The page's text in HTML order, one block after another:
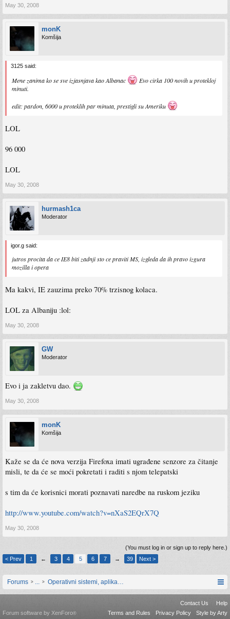
May 30, 2008
monK
Komšija
3125 said:
Mene zanima ko se sve izjasnjava kao Albanac
Evo cirka 100 novih u protekloj
minuti.
edit: pardon, 6000 u proteklih par minuta, prestigli su Ameriku
LOL
96 000
LOL
May 30, 2008
hurmash1ca
Moderator
igor.g said:
jutros procita da ce IE8 biti zadnji sto ce praviti MS, izgleda da ih pravo izgura
mozilla i opera
Ma kakvi, IE zauzima preko 70% trzisnog kolaca.
LOL za Albaniju :lol:
May 30, 2008
GW
Moderator
Evo i ja zakletvu dao.
May 30, 2008
monK
Komšija
Kaže se da će nova verzija Firefoxa imati ugrađene senzore za čitanje
misli, te da će se moći pokretati i raditi s njom telepatski
s tim da će korisnici morati poznavati naredbe na ruskom jeziku
http://www.youtube.com/watch?v=nXaS2EQrX7Q
May 30, 2008
(You must log in or sign up to reply here.)
< Prev
1 ← 3 4 5 6 7 → 39 Next >
Forums Operativni sistemi, aplikacije i programiranje
Contact Us
Help
Terms and Rules
Privacy Policy Style by Arty
Forum software by XenForo®